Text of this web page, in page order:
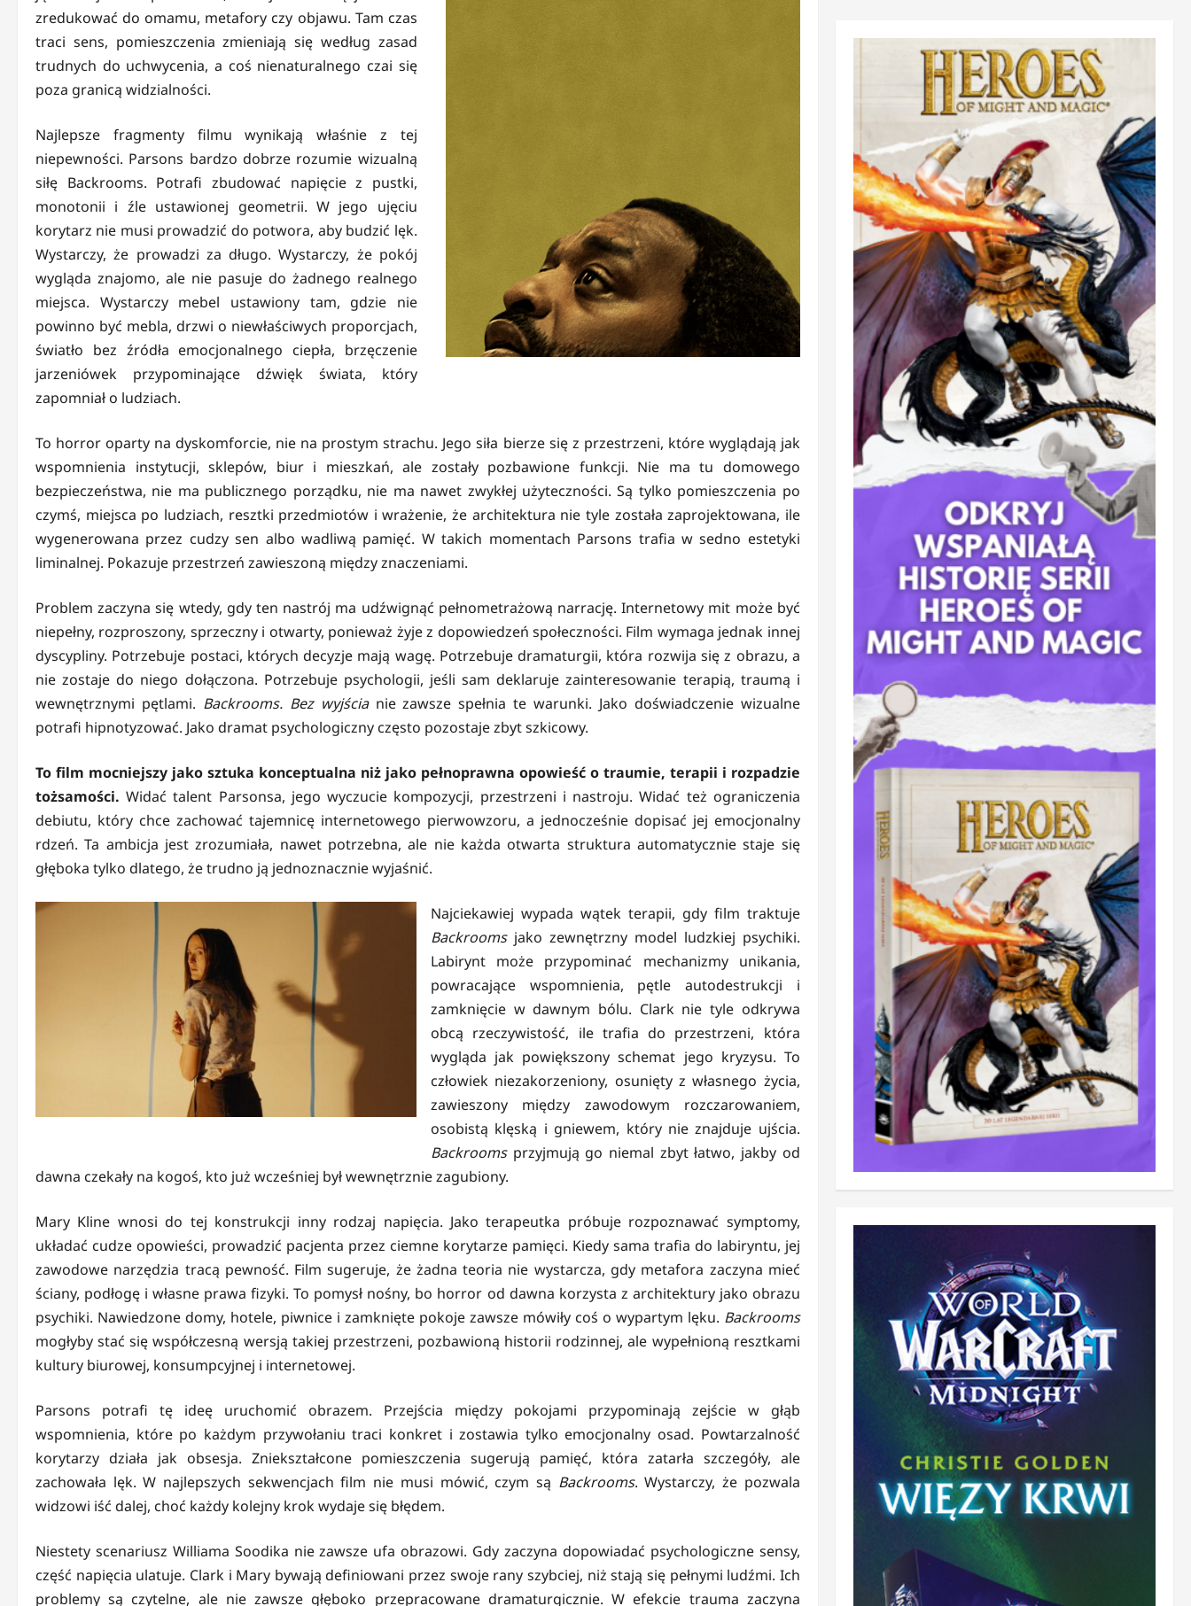
zredukować do omamu, metafory czy objawu. Tam czas
traci sens, pomieszczenia zmieniają się według zasad
trudnych do uchwycenia, a coś nienaturalnego czai się
poza granicą widzialności.
Najlepsze fragmenty filmu wynikają właśnie z tej
niepewności. Parsons bardzo dobrze rozumie wizualną
siłę Backrooms. Potrafi zbudować napięcie z pustki,
monotonii i źle ustawionej geometrii. W jego ujęciu
korytarz nie musi prowadzić do potwora, aby budzić lęk.
Wystarczy, że prowadzi za długo. Wystarczy, że pokój
wygląda znajomo, ale nie pasuje do żadnego realnego
miejsca. Wystarczy mebel ustawiony tam, gdzie nie
powinno być mebla, drzwi o niewłaściwych proporcjach,
światło bez źródła emocjonalnego ciepła, brzęczenie
jarzeniówek przypominające dźwięk świata, który
zapomniał o ludziach.
To horror oparty na dyskomforcie, nie na prostym strachu. Jego siła bierze się z przestrzeni, które wyglądają jak
wspomnienia instytucji, sklepów, biur i mieszkań, ale zostały pozbawione funkcji. Nie ma tu domowego
bezpieczeństwa, nie ma publicznego porządku, nie ma nawet zwykłej użyteczności. Są tylko pomieszczenia po
czymś, miejsca po ludziach, resztki przedmiotów i wrażenie, że architektura nie tyle została zaprojektowana, ile
wygenerowana przez cudzy sen albo wadliwą pamięć. W takich momentach Parsons trafia w sedno estetyki
liminalnej. Pokazuje przestrzeń zawieszoną między znaczeniami.
Problem zaczyna się wtedy, gdy ten nastrój ma udźwignąć pełnometrażową narrację. Internetowy mit może być
niepełny, rozproszony, sprzeczny i otwarty, ponieważ żyje z dopowiedzeń społeczności. Film wymaga jednak innej
dyscypliny. Potrzebuje postaci, których decyzje mają wagę. Potrzebuje dramaturgii, która rozwija się z obrazu, a
nie zostaje do niego dołączona. Potrzebuje psychologii, jeśli sam deklaruje zainteresowanie terapią, traumą i
wewnętrznymi pętlami. Backrooms. Bez wyjścianie zawsze spełnia te warunki. Jako doświadczenie wizualne
potrafi hipnotyzować. Jako dramat psychologiczny często pozostaje zbyt szkicowy.
To film mocniejszy jako sztuka konceptualna niż jako pełnoprawna opowieść o traumie, terapii i rozpadzie
tożsamości. Widać talent Parsonsa, jego wyczucie kompozycji, przestrzeni i nastroju. Widać też ograniczenia
debiutu, który chce zachować tajemnicę internetowego pierwowzoru, a jednocześnie dopisać jej emocjonalny
rdzeń. Ta ambicja jest zrozumiała, nawet potrzebna, ale nie każda otwarta struktura automatycznie staje się
głęboka tylko dlatego, że trudno ją jednoznacznie wyjaśnić.
Najciekawiej wypada wątek terapii, gdy film traktuje
Backrooms jako zewnętrzny model ludzkiej psychiki.
Labirynt może przypominać mechanizmy unikania,
powracające wspomnienia, pętle autodestrukcji i
zamknięcie w dawnym bólu. Clark nie tyle odkrywa
obcą rzeczywistość, ile trafia do przestrzeni, która
wygląda jak powiększony schemat jego kryzysu. To
człowiek niezakorzeniony, osunięty z własnego życia,
zawieszony między zawodowym rozczarowaniem,
osobistą klęską i gniewem, który nie znajduje ujścia.
Backroomsprzyjmują go niemal zbyt łatwo, jakby od
dawna czekały na kogoś, kto już wcześniej był wewnętrznie zagubiony.
Mary Kline wnosi do tej konstrukcji inny rodzaj napięcia. Jako terapeutka próbuje rozpoznawać symptomy,
układać cudze opowieści, prowadzić pacjenta przez ciemne korytarze pamięci. Kiedy sama trafia do labiryntu, jej
zawodowe narzędzia tracą pewność. Film sugeruje, że żadna teoria nie wystarcza, gdy metafora zaczyna mieć
ściany, podłogę i własne prawa fizyki. To pomysł nośny, bo horror od dawna korzysta z architektury jako obrazu
psychiki. Nawiedzone domy, hotele, piwnice i zamknięte pokoje zawsze mówiły coś o wypartym lęku. Backrooms
mogłyby stać się współczesną wersją takiej przestrzeni, pozbawioną historii rodzinnej, ale wypełnioną resztkami
kultury biurowej, konsumpcyjnej i internetowej.
Parsons potrafi tę ideę uruchomić obrazem. Przejścia między pokojami przypominają zejście w głąb
wspomnienia, które po każdym przywołaniu traci konkret i zostawia tylko emocjonalny osad. Powtarzalność
korytarzy działa jak obsesja. Zniekształcone pomieszczenia sugerują pamięć, która zatarła szczegóły, ale
zachowała lęk. W najlepszych sekwencjach film nie musi mówić, czym są Backrooms. Wystarczy, że pozwala
widzowi iść dalej, choć każdy kolejny krok wydaje się błędem.
Niestety scenariusz Williama Soodika nie zawsze ufa obrazowi. Gdy zaczyna dopowiadać psychologiczne sensy,
część napięcia ulatuje. Clark i Mary bywają definiowani przez swoje rany szybciej, niż stają się pełnymi ludźmi. Ich
problemy są czytelne, ale nie zawsze głęboko przepracowane dramaturgicznie. W efekcie trauma zaczyna